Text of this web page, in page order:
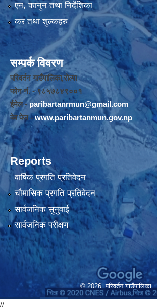
एन, कानुन तथा निर्देशिका
कर तथा शुल्कहरु
सम्पर्क विवरण
परिवर्तन गाउँपालिका,रोल्पा
फोन नंं. - ९८५७८४९००१
ईमेल -paribartanrmun@gmail.com
वेब पेज -www.paribartanmun.gov.np
Reports
वार्षिक प्रगति प्रतिवेदन
चौमासिक प्रगति प्रतिवेदन
सार्वजनिक सुनुवाई
सार्वजनिक परीक्षण
© 2026 परिवर्तन गाउँपालिका
//